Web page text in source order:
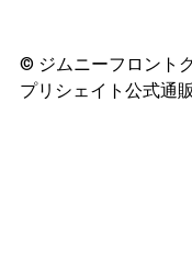
©︎ ジムニーフロント
プリシェイト公式通販